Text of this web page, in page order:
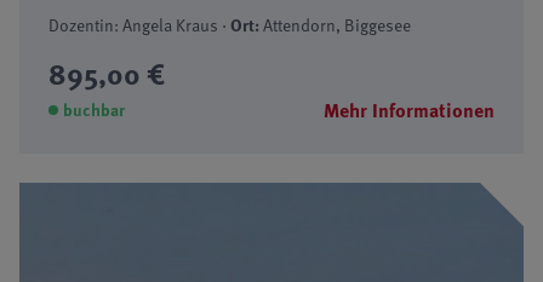
Dozentin: Angela Kraus ·Ort:Attendorn, Biggesee
895,00 €
buchbar Mehr Informationen